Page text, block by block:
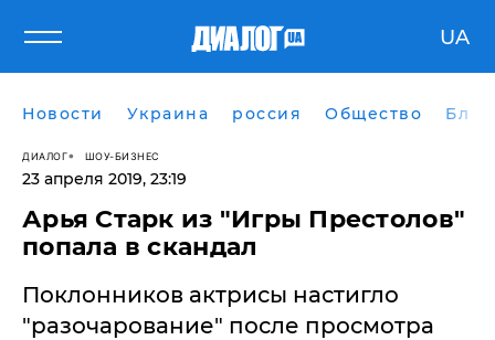
UA
Новости Украина россия Общество
ДИАЛОГ ШОУ-БИЗНЕС
23 апреля 2019, 23:19
Арья Старк из "Игры Престолов"
попала в скандал
Поклонников актрисы настигло
"разочарование" после просмотра